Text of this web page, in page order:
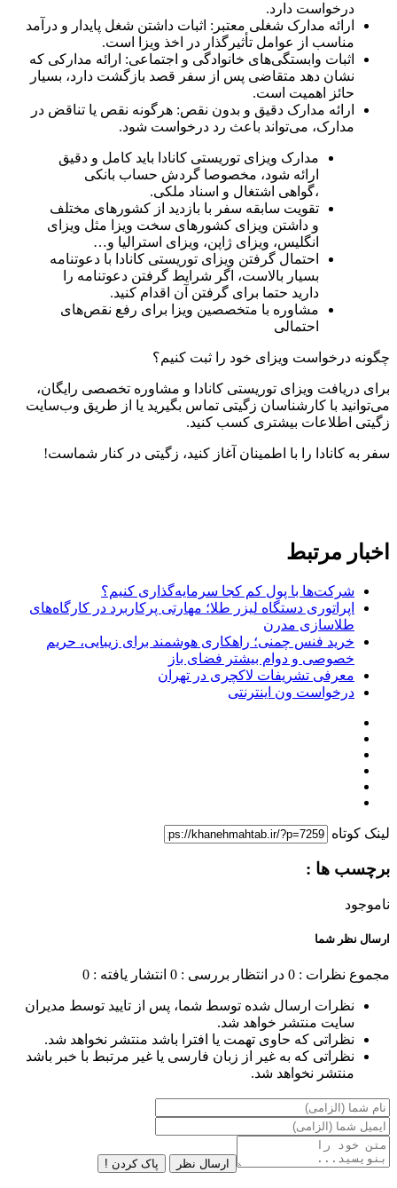
درخواست دارد.
ارائه مدارک شغلی معتبر: اثبات داشتن شغل پایدار و درآمد
مناسب از عوامل تأثیرگذار در اخذ ویزا است.
اثبات وابستگی‌های خانوادگی و اجتماعی: ارائه مدارکی که
نشان دهد متقاضی پس از سفر قصد بازگشت دارد، بسیار
حائز اهمیت است.
ارائه مدارک دقیق و بدون نقص: هرگونه نقص یا تناقض در
مدارک، می‌تواند باعث رد درخواست شود.
مدارک ویزای توریستی کانادا باید کامل و دقیق
ارائه شود، مخصوصا گردش حساب بانکی
،گواهی اشتغال و اسناد ملکی.
تقویت سابقه سفر با بازدید از کشورهای مختلف
و داشتن ویزای کشورهای سخت ویزا مثل ویزای
انگلیس، ویزای ژاپن، ویزای استرالیا و…
احتمال گرفتن ویزای توریستی کانادا با دعوتنامه
بسیار بالاست، اگر شرایط گرفتن دعوتنامه را
دارید حتما برای گرفتن آن اقدام کنید.
مشاوره با متخصصین ویزا برای رفع نقص‌های
احتمالی
چگونه درخواست ویزای خود را ثبت کنیم؟
برای دریافت ویزای توریستی کانادا و مشاوره تخصصی رایگان،
می‌توانید با کارشناسان زگیتی تماس بگیرید یا از طریق وب‌سایت
زگیتی اطلاعات بیشتری کسب کنید.
سفر به کانادا را با اطمینان آغاز کنید، زگیتی در کنار شماست!
اخبار مرتبط
شرکت‌ها با پول کم کجا سرمایه‌گذاری کنیم؟
اپراتوری دستگاه لیزر طلا؛ مهارتی پرکاربرد در کارگاه‌های
طلاسازی مدرن
خرید فنس چمنی؛ راهکاری هوشمند برای زیبایی، حریم
خصوصی و دوام بیشتر فضای باز
معرفی تشریفات لاکچری در تهران
درخواست ون اینترنتی
لینک کوتاه
برچسب ها :
ناموجود
ارسال نظر شما
مجموع نظرات : 0 در انتظار بررسی : 0 انتشار یافته : 0
نظرات ارسال شده توسط شما، پس از تایید توسط مدیران
سایت منتشر خواهد شد.
نظراتی که حاوی تهمت یا افترا باشد منتشر نخواهد شد.
نظراتی که به غیر از زبان فارسی یا غیر مرتبط با خبر باشد
منتشر نخواهد شد.
ارسال نظر پاک کردن !